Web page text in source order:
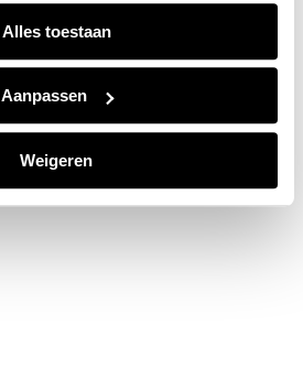
Alles toestaan
Aanpassen
Weigeren